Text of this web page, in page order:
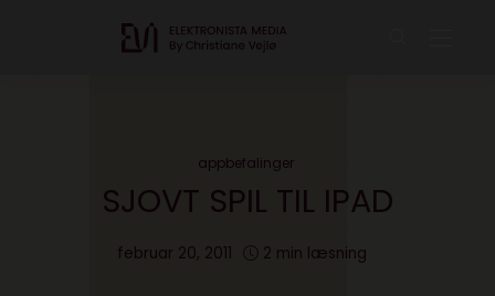
appbefalinger
SJOVT SPIL TIL IPAD
februar 20, 2011 2 min læsning